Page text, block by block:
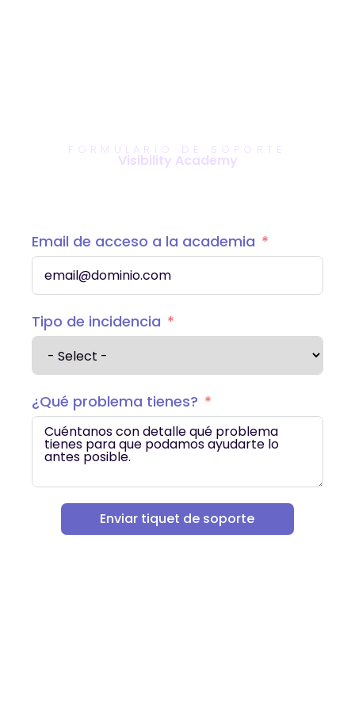
FORMULARIO DE SOPORTE
Visibility Academy
Email de acceso a la academia
Tipo de incidencia
¿Qué problema tienes?
Enviar tiquet de soporte